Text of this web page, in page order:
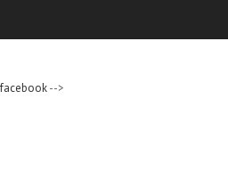
facebook-->